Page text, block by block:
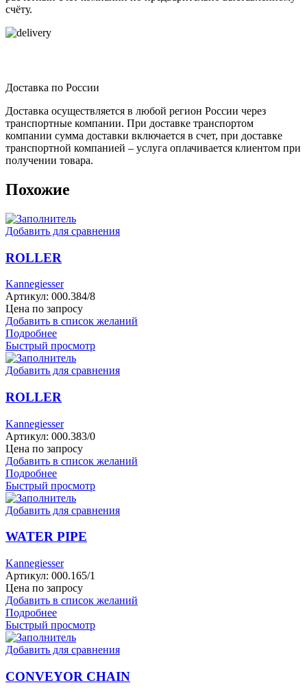
счёту.
Доставка по России
Доставка осуществляется в любой регион России через
транспортные компании. При доставке транспортом
компании сумма доставки включается в счет, при доставке
транспортной компанией – услуга оплачивается клиентом при
получении товара.
Похожие
Добавить для сравнения
ROLLER
Kannegiesser
Артикул: 000.384/8
Цена по запросу
Добавить в список желаний
Подробнее
Быстрый просмотр
Добавить для сравнения
ROLLER
Kannegiesser
Артикул: 000.383/0
Цена по запросу
Добавить в список желаний
Подробнее
Быстрый просмотр
Добавить для сравнения
WATER PIPE
Kannegiesser
Артикул: 000.165/1
Цена по запросу
Добавить в список желаний
Подробнее
Быстрый просмотр
Добавить для сравнения
CONVEYOR CHAIN